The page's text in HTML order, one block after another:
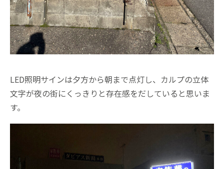
LED照明サインは夕方から朝まで点灯し、カルプの立体
文字が夜の街にくっきりと存在感をだしていると思いま
す。